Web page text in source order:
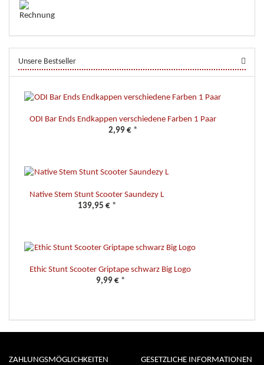
Unsere Bestseller
ODI Bar Ends Endkappen verschiedene Farben 1 Paar
2,99 € *
Native Stem Stunt Scooter Saundezy L
139,95 € *
Ethic Stunt Scooter Griptape schwarz Big Logo
9,99 € *
ZAHLUNGSMÖGLICHKEITEN GESETZLICHE INFORMATIONEN